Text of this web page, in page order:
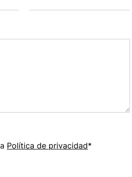
Política de privacidad*